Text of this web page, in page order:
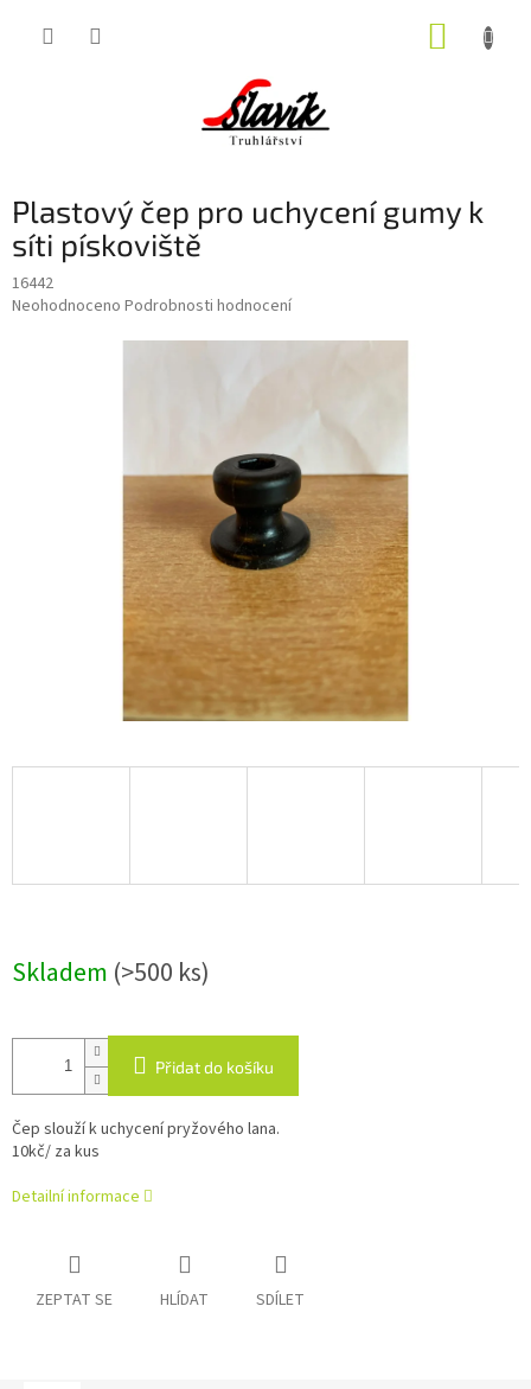
Plastový čep pro uchycení gumy k
síti pískoviště
16442
Průměrné
Neohodnoceno Podrobnosti hodnocení
Skladem (>500 ks)
Přidat do košíku
Čep slouží k uchycení pryžového lana.
10kč/ za kus
Detailní informace
ZEPTAT SE HLÍDAT SDÍLET